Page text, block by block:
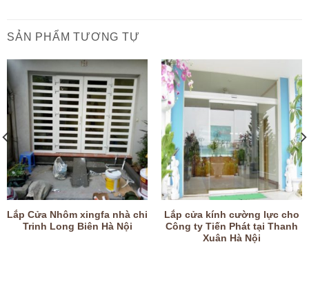
SẢN PHẨM TƯƠNG TỰ
Lắp Cửa Nhôm xingfa nhà chi
Trinh Long Biên Hà Nội
Lắp cửa kính cường lực cho
Công ty Tiến Phát tại Thanh
Xuân Hà Nội